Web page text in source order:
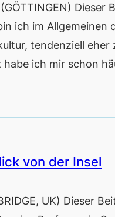
(GÖTTINGEN)
ich im
tendenziell
ich mir schon
von der Insel
UK) Dieser